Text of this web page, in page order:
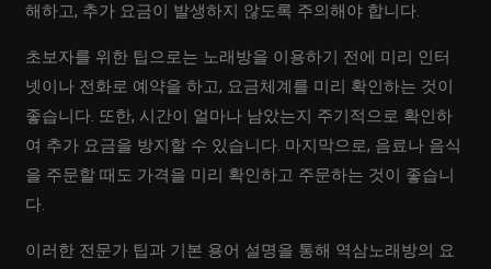
해하고, 추가 요금이 발생하지 않도록 주의해야 합니다.
초보자를 위한 팁으로는 노래방을 이용하기 전에 미리 인터
넷이나 전화로 예약을 하고, 요금체계를 미리 확인하는 것이
좋습니다. 또한, 시간이 얼마나 남았는지 주기적으로 확인하
여 추가 요금을 방지할 수 있습니다. 마지막으로, 음료나 음식
을 주문할 때도 가격을 미리 확인하고 주문하는 것이 좋습니
다.
이러한 전문가 팁과 기본 용어 설명을 통해 역삼노래방의 요